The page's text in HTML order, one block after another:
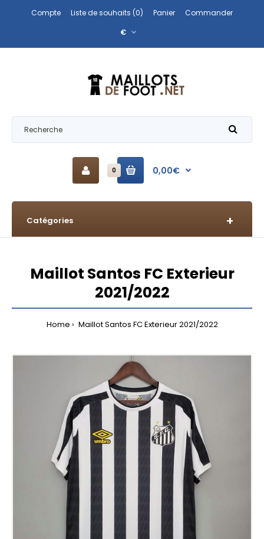
Compte Liste de souhaits (0) Panier
Commander
€
0 0,00€
Catégories
Maillot Santos FC Exterieur
2021/2022
Home Maillot Santos FC Exterieur 2021/2022